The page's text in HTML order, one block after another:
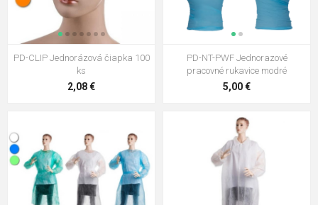
PD-CLIP Jednorázová čiapka 100
ks
2,08 €
PD-NT-PWF Jednorazové
pracovné rukavice modré
5,00 €